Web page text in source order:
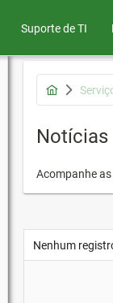
Suporte de TI
Notícias
Acompanhe
Nenhum